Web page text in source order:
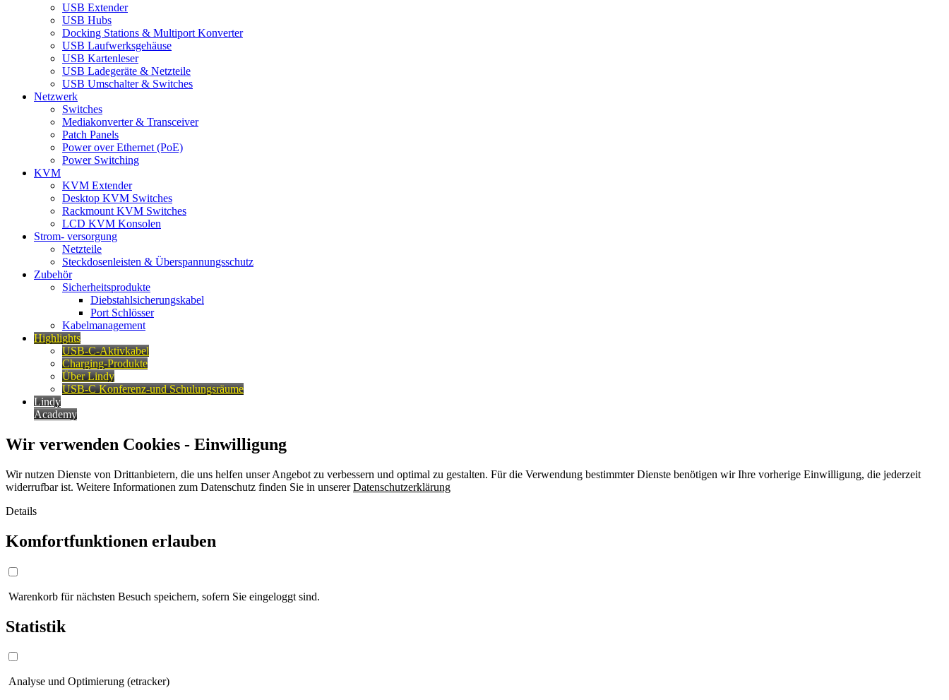
USB Extender
USB Hubs
Docking Stations & Multiport Konverter
USB Laufwerksgehäuse
USB Kartenleser
USB Ladegeräte & Netzteile
USB Umschalter & Switches
Netzwerk
Switches
Mediakonverter & Transceiver
Patch Panels
Power over Ethernet (PoE)
Power Switching
KVM
KVM Extender
Desktop KVM Switches
Rackmount KVM Switches
LCD KVM Konsolen
Strom- versorgung
Netzteile
Steckdosenleisten & Überspannungsschutz
Zubehör
Sicherheitsprodukte
Diebstahlsicherungskabel
Port Schlösser
Kabelmanagement
Highlights
USB-C-Aktivkabel
Charging-Produkte
Über Lindy
USB-C Konferenz-und Schulungsräume
Lindy
Academy
Wir verwenden Cookies - Einwilligung
Wir nutzen Dienste von Drittanbietern, die uns helfen unser Angebot zu verbessern und optimal zu gestalten. Für die Verwendung bestimmter Dienste benötigen wir Ihre vorherige Einwilligung, die jederzeit
widerrufbar ist. Weitere Informationen zum Datenschutz finden Sie in unsererDatenschutzerklärung
Details
Komfortfunktionen erlauben
Warenkorb für nächsten Besuch speichern, sofern Sie eingeloggt sind.
Statistik
Analyse und Optimierung (etracker)